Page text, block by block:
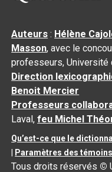
Auteurs : Hélène
Masson, avec le
professeurs, Université
Direction
Benoit Mercier
Professeurs
Laval,feu Michel
Qu’est-ce que le
Paramètres des témoins
Tous droits réservés ©